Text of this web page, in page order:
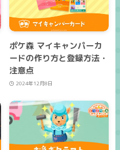
ポケ森 マイキャンパーカ
ードの作り方と登録方法・
注意点
2024年12月8日